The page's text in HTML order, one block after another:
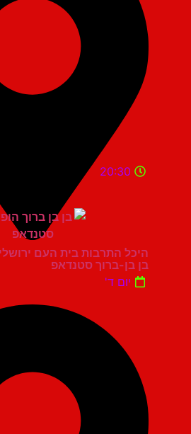
היכל התרבות בית העם ירושלים
20:30
בן בן-ברוך סטנדאפ
יום ד'